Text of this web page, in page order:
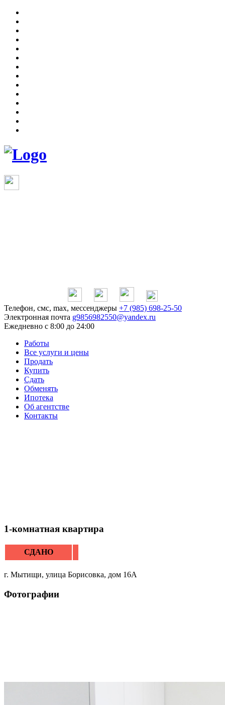
Телефон, смс, max, мессенджеры +7 (985) 698-25-50
Электронная почта g9856982550@yandex.ru
Ежедневно с 8:00 до 24:00
Работы
Все услуги и цены
Продать
Купить
Сдать
Обменять
Ипотека
Об агентстве
Контакты
1-комнатная квартира
СДАНО
г. Мытищи, улица Борисовка, дом 16А
Фотографии